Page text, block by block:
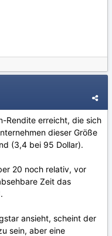
Rendite erreicht, die sich
dieser Größe
(3,4 bei 95 Dollar).
20 noch relativ, vor
Zeit das
ansieht, scheint der
sein, aber eine